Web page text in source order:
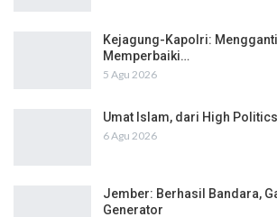
Kejagung-Kapolri:
Memperbaiki…
5 Agu 2026
Umat Islam, dari High
6 Agu 2026
Jember: Berhasil Bandara,
Generator